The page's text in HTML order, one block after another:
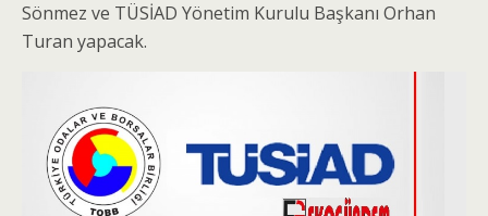
Sönmez ve TÜSİAD Yönetim Kurulu Başkanı Orhan
Turan yapacak.